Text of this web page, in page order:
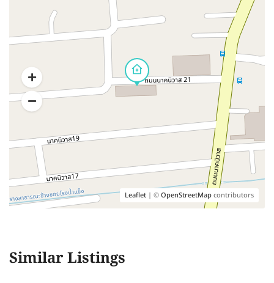
Leaflet | ©OpenStreetMapcontributors
Similar Listings